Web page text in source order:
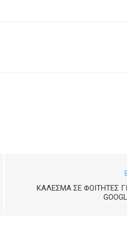
ΚΆΛΕΣΜΑ ΣΕ ΦΟΙΤΗΤΈΣ